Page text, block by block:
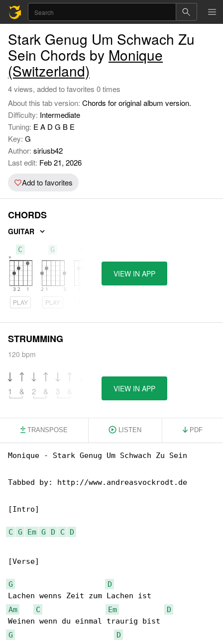
Stark Genug Um Schwach Zu
Sein Chords by Monique
(Switzerland)
4 views, added to favorites 0 times
About this tab version: Chords for original album version.
Difficulty: Intermediate
Tuning: E A D G B E
Key: G
Author: siriusb42
Last edit: Feb 21, 2026
Add to favorites
CHORDS
GUITAR
C
PLAY
G
PLAY
VIEW IN APP
STRUMMING
120 bpm
1 & 2 & 3 VIEW IN APP
TRANSPOSE LISTEN PDF
Monique - Stark Genug Um Schwach Zu Sein
Tabbed by: http://www.andreasvockrodt.de
[Intro]
C G Em G D C D
[Verse]
G
D
Am
C Em
D
G
D